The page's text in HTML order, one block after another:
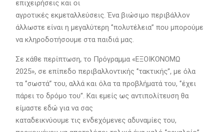
επιχειρήσεις και οι
αγροτικές εκμεταλλεύσεις. Ένα βιώσιμο περιβάλλον
άλλωστε είναι η μεγαλύτερη ‘’πολυτέλεια’’ που μπορούμε
να κληροδοτήσουμε στα παιδιά μας.
Σε κάθε περίπτωση, το Πρόγραμμα «ΕΞΟΙΚΟΝΟΜΩ
2025», σε επίπεδο περιβαλλοντικής ‘’τακτικής’’, με όλα
τα ‘’σωστά’’ του, αλλά και όλα τα προβλήματά του, ‘’έχει
πάρει το δρόμο του’’. Και εμείς ως αντιπολίτευση θα
είμαστε εδώ για να σας
καταδεικνύουμε τις ενδεχόμενες αδυναμίες του,